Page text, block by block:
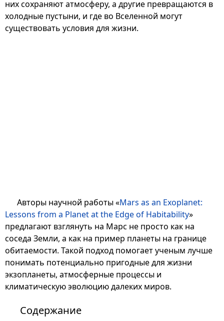
них сохраняют атмосферу, а другие превращаются в
холодные пустыни, и где во Вселенной могут
существовать условия для жизни.
Авторы научной работы «Mars as an Exoplanet:
Lessons from a Planet at the Edge of Habitability»
предлагают взглянуть на Марс не просто как на
соседа Земли, а как на пример планеты на границе
обитаемости. Такой подход помогает ученым лучше
понимать потенциально пригодные для жизни
экзопланеты, атмосферные процессы и
климатическую эволюцию далеких миров.
Содержание